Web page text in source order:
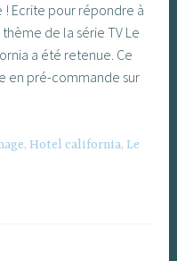
Ecrite pour répondre à
de la série TV Le
a été retenue. Ce
en pré-commande sur
,Hotel california,Le